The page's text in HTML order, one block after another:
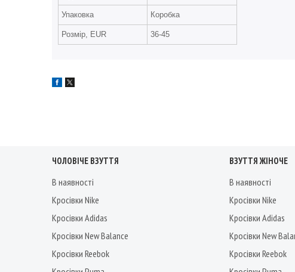
Упаковка Коробка
Розмір, EUR 36-45
ЧОЛОВІЧЕ ВЗУТТЯ
В наявності
Кросівки Nike
Кросівки Adidas
Кросівки New Balance
Кросівки Reebok
ВЗУТТЯ ЖІНОЧЕ
В наявності
Кросівки Nike
Кросівки Adidas
Кросівки New
Кросівки Reebok